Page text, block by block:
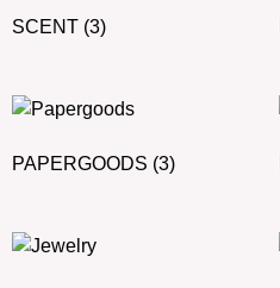
SCENT (3)
PAPERGOODS (3)